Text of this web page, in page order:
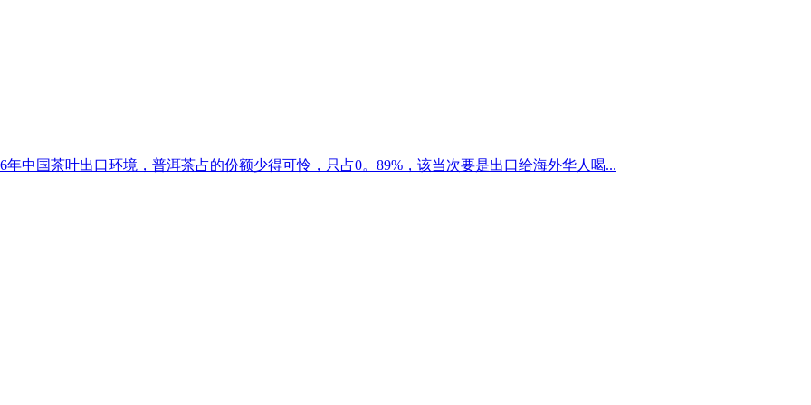
中国茶叶出口环境，普洱茶占的份额少得可怜，只占0。89%，该当次要是出口给海外华人喝...